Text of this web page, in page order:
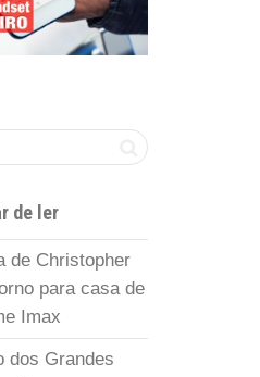
de ler
de Christopher
para casa de
Imax
dos Grandes